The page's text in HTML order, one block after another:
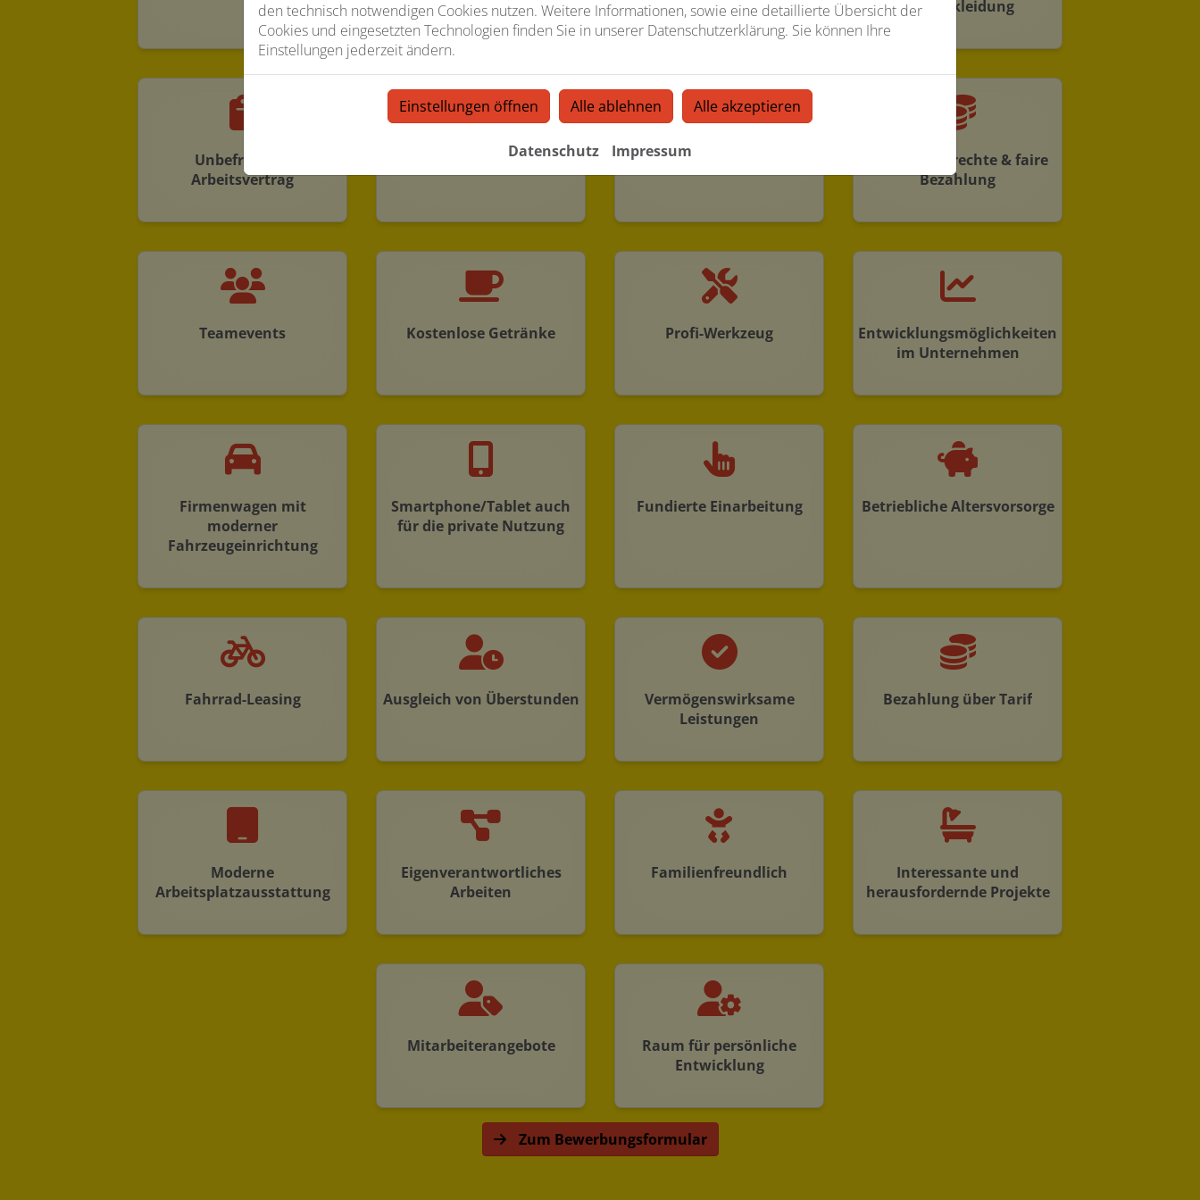
Weihnachtsgeld
Weiterbildung
Arbeitskleidung
Unbefristeter
Arbeitsvertrag
Sozialleistungen Geregelte Arbeitszeiten
Leistungsgerechte & faire
Bezahlung
Teamevents Kostenlose Getränke Profi-Werkzeug
Entwicklungsmöglichkeiten
im Unternehmen
Firmenwagen mit
moderner
Fahrzeugeinrichtung
Smartphone/Tablet auch
für die private Nutzung
Fundierte Einarbeitung Betriebliche Altersvorsorge
Fahrrad-Leasing Ausgleich von Überstunden
Vermögenswirksame
Leistungen
Bezahlung über Tarif
Moderne
Arbeitsplatzausstattung
Eigenverantwortliches
Arbeiten
Familienfreundlich
Interessante und
herausfordernde Projekte
Mitarbeiterangebote
Raum für persönliche
Entwicklung
Zum Bewerbungsformular
den technisch notwendigen Cookies nutzen. Weitere Informationen, sowie eine detaillierte Übersicht der
Cookies und eingesetzten Technologien finden Sie in unserer Datenschutzerklärung. Sie können Ihre
Einstellungen jederzeit ändern.
Einstellungen öffnen Alle ablehnen Alle akzeptieren
Datenschutz Impressum